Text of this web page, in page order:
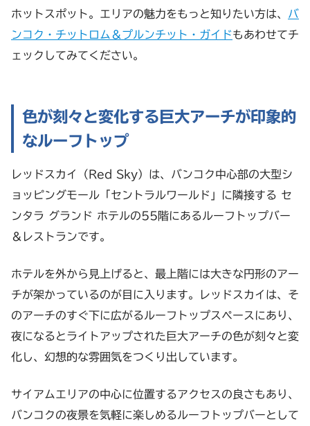
ホットスポット。エリアの魅力をもっと知りたい方は、 バ
ンコク・チットロム＆プルンチット・ガイドもあわせてチ
ェックしてみてください。
色が刻々と変化する巨大アーチが印象的
なルーフトップ
レッドスカイ（Red Sky）は、バンコク中心部の大型シ
ョッピングモール「セントラルワールド」に隣接する セ
ンタラ グランド ホテルの55階にあるルーフトップバー
＆レストランです。
ホテルを外から見上げると、最上階には大きな円形のアー
チが架かっているのが目に入ります。レッドスカイは、そ
のアーチのすぐ下に広がるルーフトップスペースにあり、
夜になるとライトアップされた巨大アーチの色が刻々と変
化し、幻想的な雰囲気をつくり出しています。
サイアムエリアの中心に位置するアクセスの良さもあり、
バンコクの夜景を気軽に楽しめるルーフトップバーとして